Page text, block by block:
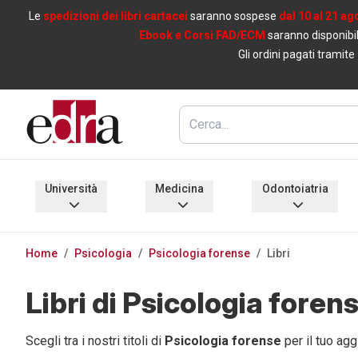
Le spedizioni dei libri cartacei saranno sospese dal 10 al 21
Ebook e Corsi FAD/ECM saranno
Gli ordini pagati tramite
Home / Psicologia / Psicologia forense / Libri
Libri di Psicologia
Scegli tra i nostri titoli di Psicologia forense per il tuo